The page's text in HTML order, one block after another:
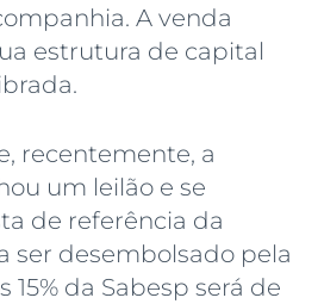
A venda
estrutura de capital
recentemente, a
um leilão e se
de referência da
ser desembolsado pela
da Sabesp será de